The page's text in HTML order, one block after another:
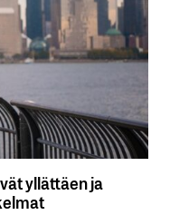
yllättäen ja